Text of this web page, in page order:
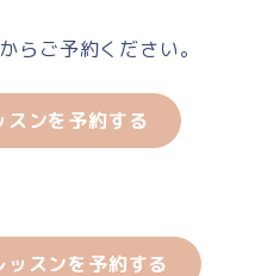
らご予約ください。
スンを予約する
スンを予約する